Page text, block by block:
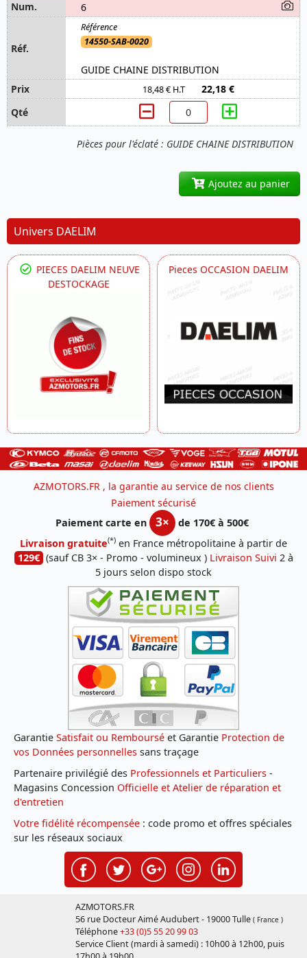
Pièces pour l'éclaté : GUIDE CHAINE DISTRIBUTION
6
14550-SAB-0020
GUIDE CHAINE DISTRIBUTION
18,48 € H.T 22,18 €
Ajoutez au panier
Univers DAELIM
PIECES DAELIM NEUVE
DESTOCKAGE
Pieces OCCASION DAELIM
AZMOTORS.FR , la garantie au service de nos clients
Paiement sécurisé
Paiement carte en
3×
de 170€ à 500€
Livraison gratuite(*) en France métropolitaine à partir de
129€ (sauf CB 3× - Promo - volumineux ) Livraison Suivi 2 à
5 jours selon dispo stock
Garantie Satisfait ou Remboursé et Garantie Protection de
vos Données personnelles sans traçage
Partenaire privilégié des Professionnels et Particuliers -
Magasins Concession Officielle et Atelier de réparation et
d'entretien
Votre fidélité récompensée : code promo et offres spéciales
sur les réseaux sociaux
AZMOTORS.FR
56 rue Docteur Aimé Audubert - 19000 Tulle ( France )
Téléphone+33 (0)5 55 20 99 03
Service Client (mardi à samedi) : 10h00 à 12h00, puis